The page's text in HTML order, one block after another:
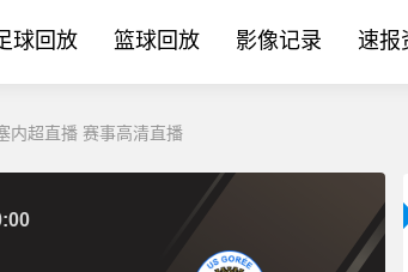
球回放 篮球回放 影像记录 速报
内超直播 赛事高清直播